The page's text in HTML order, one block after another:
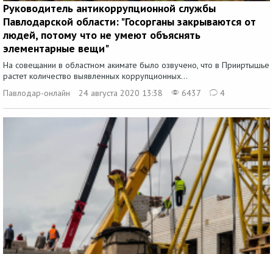
Руководитель антикоррупционной службы
Павлодарской области: "Госорганы закрываются от
людей, потому что не умеют объяснять
элементарные вещи"
На совещании в областном акимате было озвучено, что в Прииртышье
растет количество выявленных коррупционных...
Павлодар-онлайн
24 августа 2020 13:38 6437 4